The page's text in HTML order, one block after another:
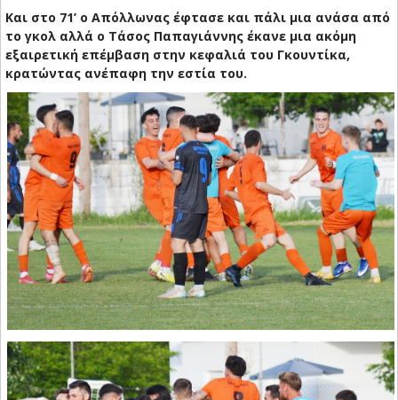
Και στο 71’ ο Απόλλωνας έφτασε και πάλι μια ανάσα από
το γκολ αλλά ο Τάσος Παπαγιάννης έκανε μια ακόμη
εξαιρετική επέμβαση στην κεφαλιά του Γκουντίκα,
κρατώντας ανέπαφη την εστία του.